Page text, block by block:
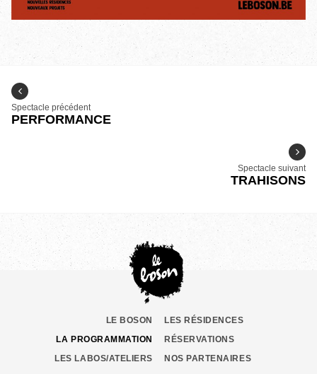
Spectacle précédent
PERFORMANCE
Spectacle suivant
TRAHISONS
LE BOSON
LES RÉSIDENCES
LA PROGRAMMATION
RÉSERVATIONS
LES LABOS/ATELIERS
NOS PARTENAIRES